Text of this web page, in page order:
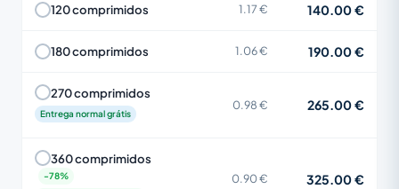
120 comprimidos 1.17 € 140.00 €
180 comprimidos 1.06 € 190.00 €
270 comprimidos
Entrega normal grátis
0.98 € 265.00 €
360 comprimidos
0.90 € 325.00 €